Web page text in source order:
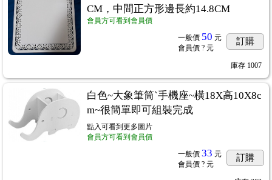
CM，中間正方形邊長約14.8CM
會員方可看到會員價
一般價 50 元
會員價 ? 元
訂購
庫存 1007
白色~大象筆筒ˋ手機座~橫18X高10X8c
m~很簡單即可組裝完成
點入可看到更多圖片
會員方可看到會員價
一般價 33 元
會員價 ? 元
訂購